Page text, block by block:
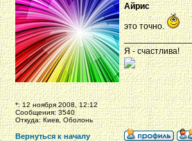
*: 12 ноября 2008, 12:12
Сообщения: 3540
Откуда: Киев, Оболонь
Айрис
это точно.
Я - счастлива!
Вернуться к началу